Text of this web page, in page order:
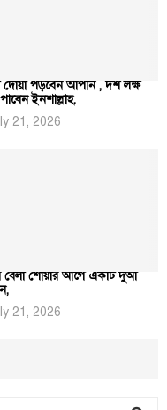
দোয়া পড়বেন আপনি , দশ লক্ষ
ইনশাল্লাহ.
21, 2026
বেলা শোয়ার আগে একটি দুআ
21, 2026